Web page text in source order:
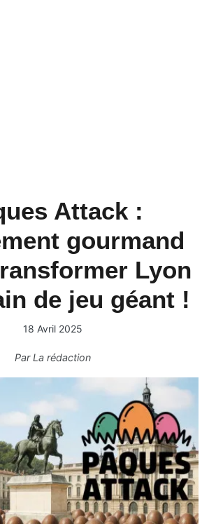
Attack :
gourmand
Lyon
de jeu géant !
18 Avril 2025
ParLa rédaction